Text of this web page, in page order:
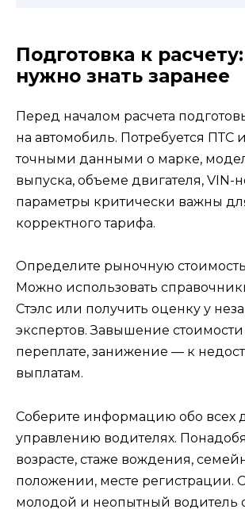
Подготовка к
нужно знать заранее
Перед началом расчета
на автомобиль. Потребуется ПТС
точными данными о марке,
выпуска, объеме двигателя, VIN-
параметры критически важны
корректного тарифа.
Определите рыночную
Можно использовать
Стэлс или получить оценку у
экспертов. Завышение
переплате, занижение — к
выплатам.
Соберите информацию обо всех
управлению водителях.
возрасте, стаже вождения,
положении, месте регистрации.
молодой и неопытный водитель